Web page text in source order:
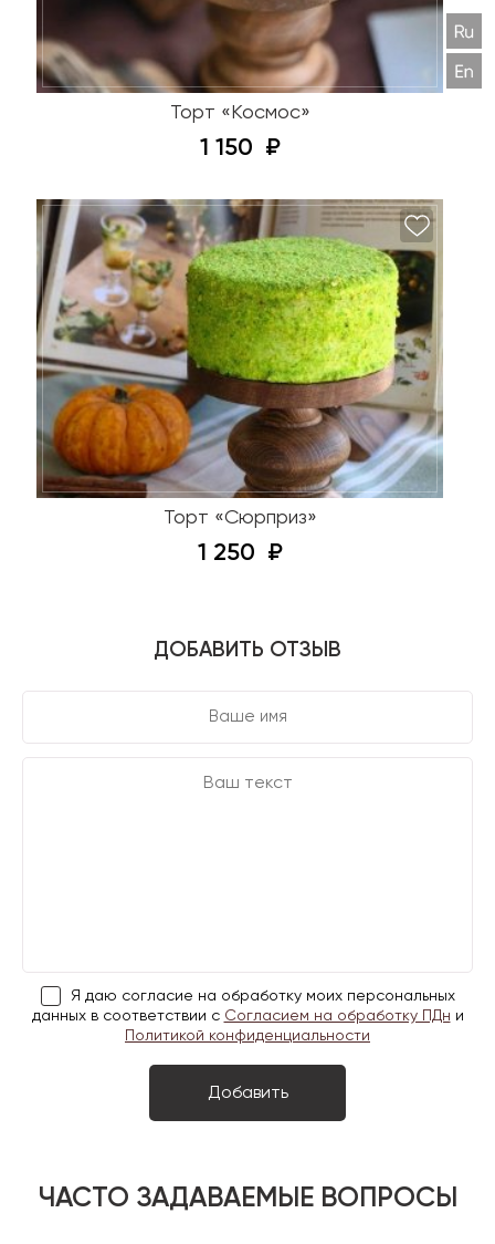
Торт «Космос»
1 150
Торт «Сюрприз»
1 250
ДОБАВИТЬ ОТЗЫВ
Я даю согласие на обработку моих персональных
данных в соответствии с Согласием на обработку ПДн и
Политикой конфиденциальности
ЧАСТО ЗАДАВАЕМЫЕ ВОПРОСЫ